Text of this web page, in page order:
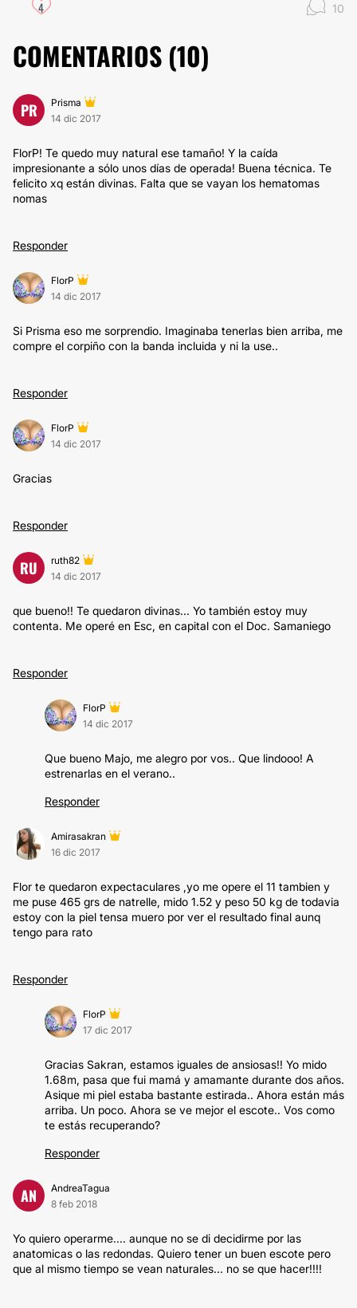
4 10
COMENTARIOS (10)
PR
Prisma
14 dic 2017
FlorP! Te quedo muy natural ese tamaño! Y la caída
impresionante a sólo unos días de operada! Buena técnica. Te
felicito xq están divinas. Falta que se vayan los hematomas
nomas
Responder
FlorP
14 dic 2017
Si Prisma eso me sorprendio. Imaginaba tenerlas bien arriba, me
compre el corpiño con la banda incluida y ni la use..
Responder
FlorP
14 dic 2017
Gracias
Responder
RU
ruth82
14 dic 2017
que bueno!! Te quedaron divinas... Yo también estoy muy
contenta. Me operé en Esc, en capital con el Doc. Samaniego
Responder
FlorP
14 dic 2017
Que bueno Majo, me alegro por vos.. Que lindooo! A
estrenarlas en el verano..
Responder
Amirasakran
16 dic 2017
Flor te quedaron expectaculares ,yo me opere el 11 tambien y
me puse 465 grs de natrelle, mido 1.52 y peso 50 kg de todavia
estoy con la piel tensa muero por ver el resultado final aunq
tengo para rato
Responder
FlorP
17 dic 2017
Gracias Sakran, estamos iguales de ansiosas!! Yo mido
1.68m, pasa que fui mamá y amamante durante dos años.
Asique mi piel estaba bastante estirada.. Ahora están más
arriba. Un poco. Ahora se ve mejor el escote.. Vos como
te estás recuperando?
Responder
AN
AndreaTagua
8 feb 2018
Yo quiero operarme.... aunque no se di decidirme por las
anatomicas o las redondas. Quiero tener un buen escote pero
que al mismo tiempo se vean naturales... no se que hacer!!!!